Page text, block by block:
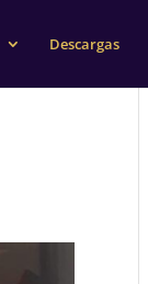
Descargas